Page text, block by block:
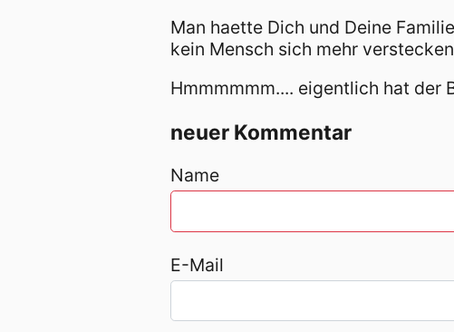
Man haette Dich und Deine
kein Mensch sich mehr
Hmmmmmm.... eigentlich hat der
neuer Kommentar
Name
E-Mail